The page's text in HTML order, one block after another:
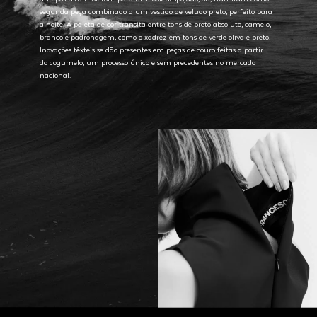
segunda peça combinado a um vestido de veludo preto, perfeito para
a noite. A paleta de cor transita entre tons de preto absoluto, camelo,
branco e padronagem, como o xadrez em tons de verde oliva e preto.
Inovações têxteis se dão presentes em peças de couro feitas a partir
do cogumelo, um processo único e sem precedentes no mercado
nacional.